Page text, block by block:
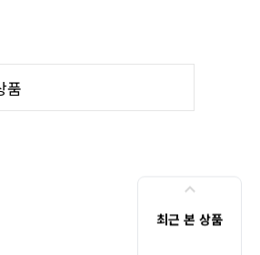
품
최근 본 상품